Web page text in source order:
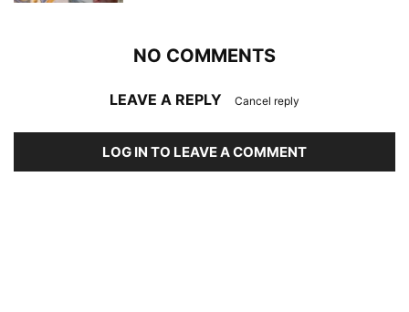
NO COMMENTS
LEAVE A REPLY Cancel reply
LOG IN TO LEAVE A COMMENT